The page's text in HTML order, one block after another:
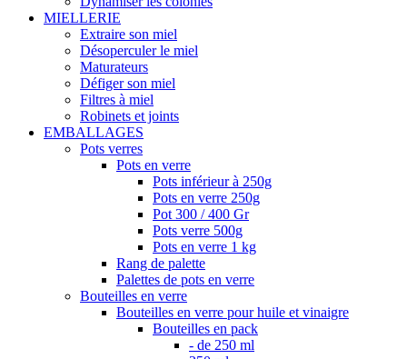
MIELLERIE
Extraire son miel
Désoperculer le miel
Maturateurs
Défiger son miel
Filtres à miel
Robinets et joints
EMBALLAGES
Pots verres
Pots en verre
Pots inférieur à 250g
Pots en verre 250g
Pot 300 / 400 Gr
Pots verre 500g
Pots en verre 1 kg
Rang de palette
Palettes de pots en verre
Bouteilles en verre
Bouteilles en verre pour huile et vinaigre
Bouteilles en pack
- de 250 ml